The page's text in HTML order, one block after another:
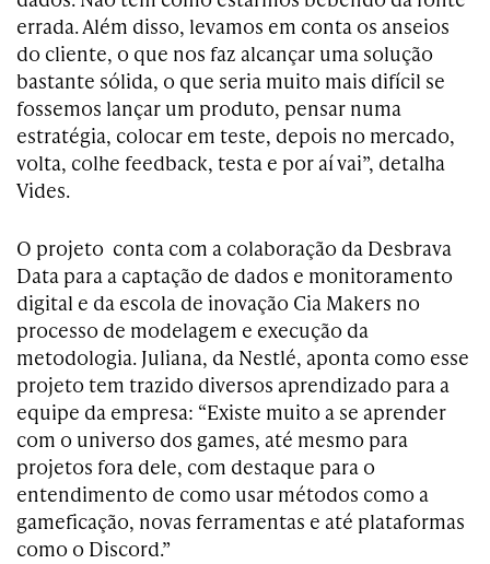
errada. Além disso, levamos em conta os anseios
do cliente, o que nos faz alcançar uma solução
bastante sólida, o que seria muito mais difícil se
fossemos lançar um produto, pensar numa
estratégia, colocar em teste, depois no mercado,
volta, colhe feedback, testa e por aí vai”, detalha
Vides.
O projeto conta com a colaboração da Desbrava
Data para a captação de dados e monitoramento
digital e da escola de inovação Cia Makers no
processo de modelagem e execução da
metodologia. Juliana, da Nestlé, aponta como esse
projeto tem trazido diversos aprendizado para a
equipe da empresa: “Existe muito a se aprender
com o universo dos games, até mesmo para
projetos fora dele, com destaque para o
entendimento de como usar métodos como a
gameficação, novas ferramentas e até plataformas
como o Discord.”